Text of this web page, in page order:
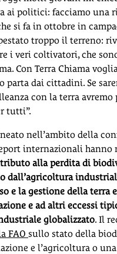
ai politici: facciamo una
si fa in ottobre in
troppo il terreno:
i veri coltivatori, che
Con Terra Chiama
parta dai cittadini. Se
con la terra avremo
tutti”.
nell’ambito della
internazionali hanno
alla perdita di
dall’agricoltura
e la gestione della terra
e ad altri eccessi
globalizzato. Il
FAO sullo stato della
e l’agricoltura o una